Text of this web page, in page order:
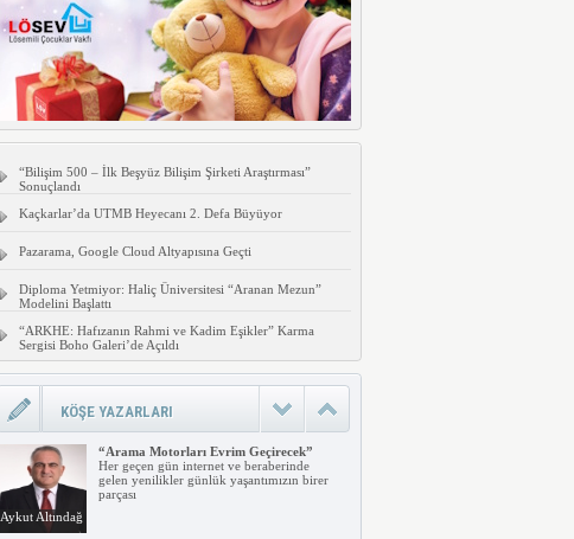
“Bilişim 500 – İlk Beşyüz Bilişim Şirketi Araştırması”
Sonuçlandı
Kaçkarlar’da UTMB Heyecanı 2. Defa Büyüyor
Pazarama, Google Cloud Altyapısına Geçti
Diploma Yetmiyor: Haliç Üniversitesi “Aranan Mezun”
Modelini Başlattı
“ARKHE: Hafızanın Rahmi ve Kadim Eşikler” Karma
Sergisi Boho Galeri’de Açıldı
KÖŞE YAZARLARI
Aykut Altındağ
“Arama Motorları Evrim Geçirecek”
Her geçen gün internet ve beraberinde
gelen yenilikler günlük yaşantımızın birer
parçası